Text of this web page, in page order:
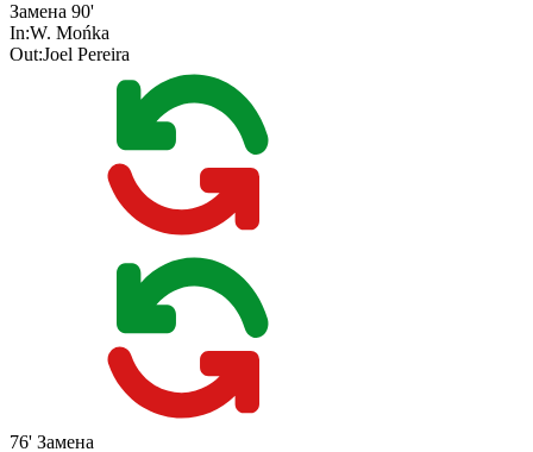
Замена 90'
In:W. Mońka
Out:Joel Pereira
76' Замена